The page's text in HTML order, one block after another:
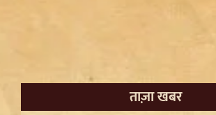
ताज़ा खबर